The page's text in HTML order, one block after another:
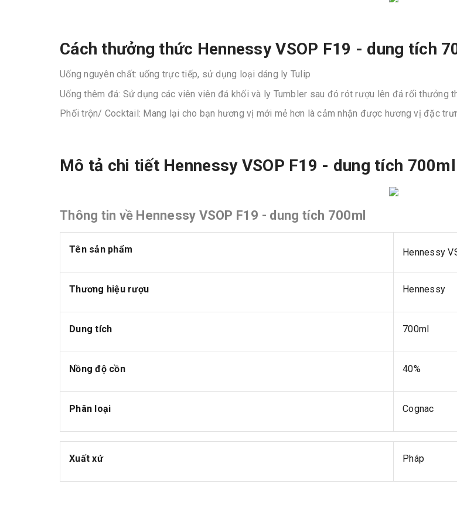
Cách thưởng thức Hennessy VSOP F19 - dung tích
Uống nguyên chất: uống trực tiếp, sử dụng loại dáng ly Tulip
Uống thêm đá: Sử dụng các viên viên đá khối và ly Tumbler sau đó rót rượu lên đá rối thưởng
Phối trộn/ Cocktail: Mang lại cho bạn hương vị mới mẻ hơn là cảm nhận được hương vị đặc
Mô tả chi tiết Hennessy VSOP F19 - dung tích 700ml
Thông tin về Hennessy VSOP F19 - dung tích 700ml
Tên sản phẩm Hennessy
Thương hiệu rượu Hennessy
Dung tích 700ml
Nồng độ cồn 40%
Phân loại Cognac
Xuất xứ